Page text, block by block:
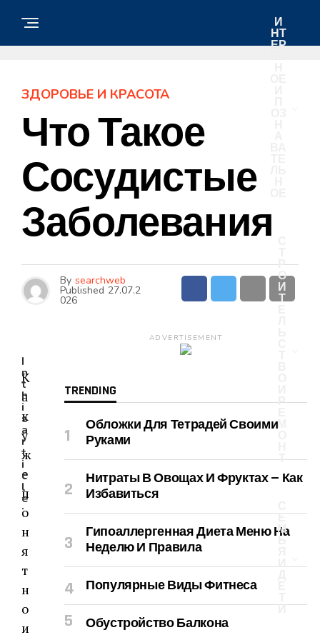
И
НТ
ЕР
Р
О
И
Т
Р
М
Т
Е
М
И
И
ЗДОРОВЬЕ И КРАСОТА
Что Такое
Сосудистые
Заболевания
By searchweb
Published 27.07.2
026
К
а
к
у
ж
е
п
о
н
я
т
н
о
и
I
n
t
h
i
s
a
r
t
i
c
l
e
:
ADVERTISEMENT
TRENDING
Обложки Для Тетрадей Своими
Руками
Нитраты В Овощах И Фруктах — Как
Избавиться
Гипоаллергенная Диета Меню На
Неделю И Правила
Популярные Виды Фитнеса
Обустройство Балкона